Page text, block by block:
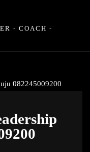
- COACH -